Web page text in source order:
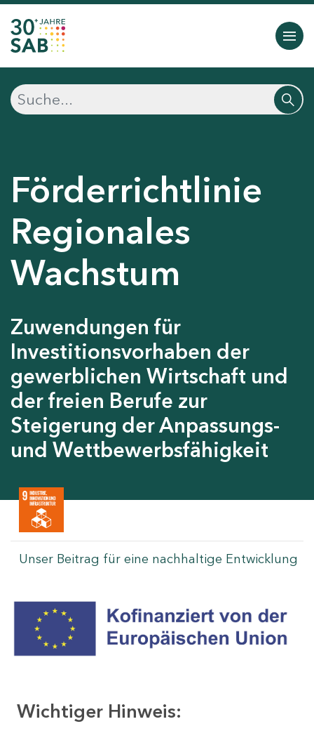
Förderrichtlinie
Regionales
Wachstum
Zuwendungen für
Investitionsvorhaben der
gewerblichen Wirtschaft und
der freien Berufe zur
Steigerung der Anpassungs-
und Wettbewerbsfähigkeit
Unser Beitrag für eine nachhaltige Entwicklung
Wichtiger Hinweis: